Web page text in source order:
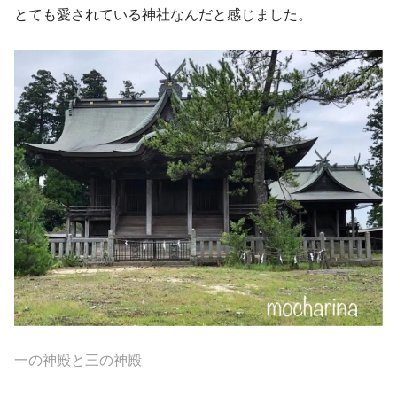
とても愛されている神社なんだと感じました。
一の神殿と三の神殿